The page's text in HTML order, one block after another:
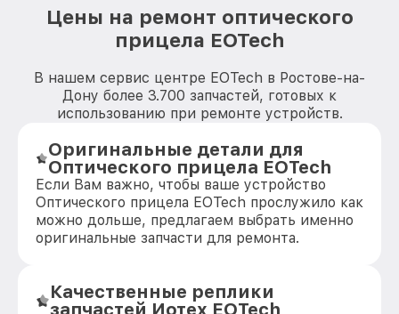
Цены на ремонт оптического
прицела EOTech
В нашем сервис центре EOTech в Ростове-на-
Дону более 3.700 запчастей, готовых к
использованию при ремонте устройств.
Оригинальные детали для
Оптического прицела EOTech
Если Вам важно, чтобы ваше устройство
Оптического прицела EOTech прослужило как
можно дольше, предлагаем выбрать именно
оригинальные запчасти для ремонта.
Качественные реплики
запчастей Иотех EOTech